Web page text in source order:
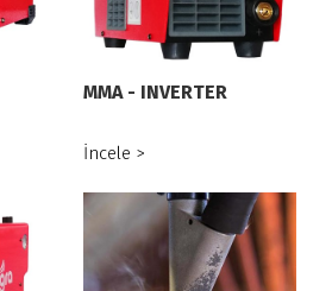
MMA - INVERTER
İncele >